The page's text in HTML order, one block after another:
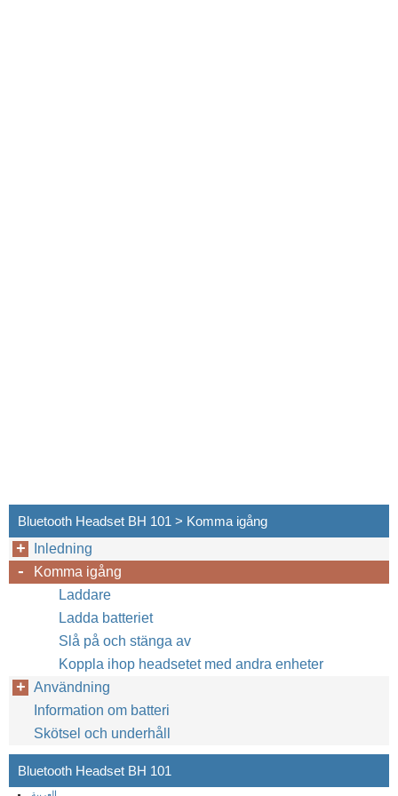
Bluetooth Headset BH 101 > Komma igång
Inledning
Komma igång
Laddare
Ladda batteriet
Slå på och stänga av
Koppla ihop headsetet med andra enheter
Användning
Information om batteri
Skötsel och underhåll
Bluetooth Headset BH 101